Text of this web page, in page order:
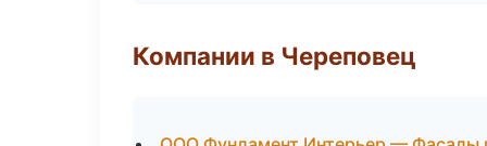
Компании в Череповец